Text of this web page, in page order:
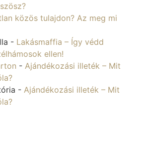
közös tulajdon? Az meg mi
- Lakásmaffia – Így védd
ellen!
- Ajándékozási illeték – Mit
- Ajándékozási illeték – Mit